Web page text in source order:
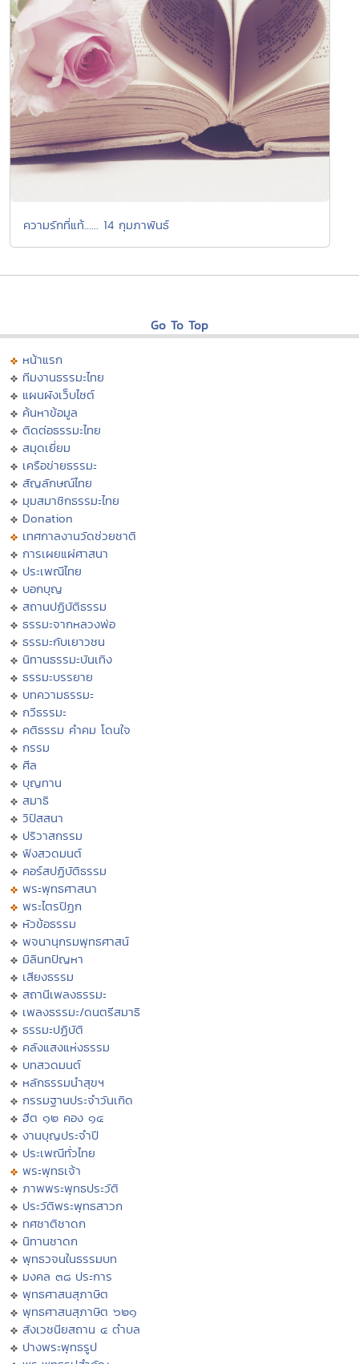
ความรักที่แท้...... 14 กุมภาพันธ์
Go To Top
หน้าแรก
ทีมงานธรรมะไทย
แผนผังเว็บไซต์
ค้นหาข้อมูล
ติดต่อธรรมะไทย
สมุดเยี่ยม
เครือข่ายธรรมะ
สัญลักษณ์ไทย
มุมสมาชิกธรรมะไทย
Donation
เทศกาลงานวัดช่วยชาติ
การเผยแผ่ศาสนา
ประเพณีไทย
บอกบุญ
สถานปฏิบัติธรรม
ธรรมะจากหลวงพ่อ
ธรรมะกับเยาวชน
นิทานธรรมะบันเทิง
ธรรมะบรรยาย
บทความธรรมะ
กวีธรรมะ
คติธรรม คำคม โดนใจ
กรรม
ศีล
บุญทาน
สมาธิ
วิปัสสนา
ปริวาสกรรม
ฟังสวดมนต์
คอร์สปฏิบัติธรรม
พระพุทธศาสนา
พระไตรปิฏก
หัวข้อธรรม
พจนานุกรมพุทธศาสน์
มิลินทปัญหา
เสียงธรรม
สถานีเพลงธรรมะ
เพลงธรรมะ/ดนตรีสมาธิ
ธรรมะปฏิบัติ
คลังแสงแห่งธรรม
บทสวดมนต์
หลักธรรมนำสุขฯ
กรรมฐานประจำวันเกิด
ฮีต ๑๒ คอง ๑๔
งานบุญประจำปี
ประเพณีทั่วไทย
พระพุทธเจ้า
ภาพพระพุทธประวัติ
ประวัติพระพุทธสาวก
ทศชาติชาดก
นิทานชาดก
พุทธวจนในธรรมบท
มงคล ๓๘ ประการ
พุทธศาสนสุภาษิต
พุทธศาสนสุภาษิต ๖๒๑
สังเวชนียสถาน ๔ ตำบล
ปางพระพุทธรูป